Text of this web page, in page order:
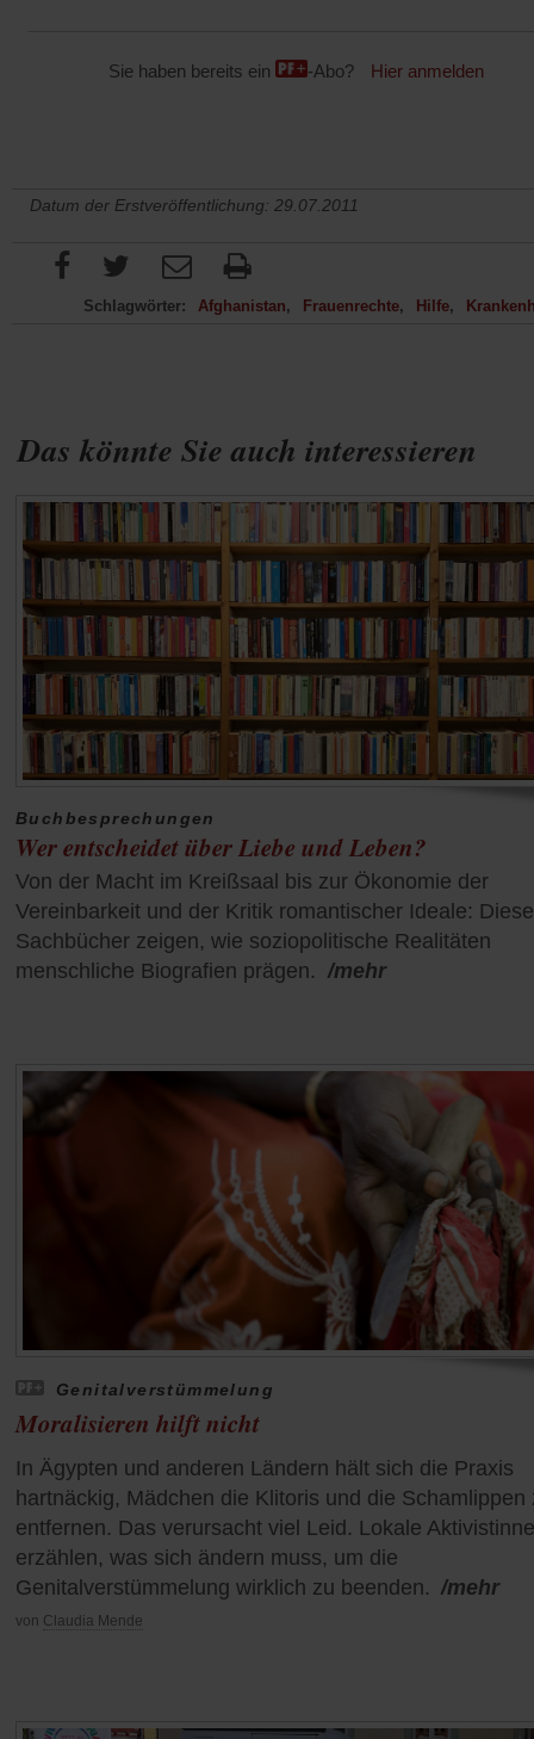
Das könnte Sie auch interessieren
Buchbesprechungen
Wer entscheidet über Liebe und Leben?
Von der Macht im Kreißsaal bis zur Ökonomie der
Vereinbarkeit und der Kritik romantischer Ideale: Diese
Sachbücher zeigen, wie soziopolitische Realitäten
menschliche Biografien prägen. /mehr
Genitalverstümmelung
Moralisieren hilft nicht
In Ägypten und anderen Ländern hält sich die Praxis
hartnäckig, Mädchen die Klitoris und die Schamlippen
entfernen. Das verursacht viel Leid. Lokale
erzählen, was sich ändern muss, um die
Genitalverstümmelung wirklich zu beenden. /mehr
von Claudia Mende
Sie haben bereits ein -Abo? Hier anmelden
Datum der Erstveröffentlichung: 29.07.2011
Schlagwörter: Afghanistan Frauenrechte Hilfe